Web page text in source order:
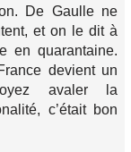
De Gaulle ne
et on le dit à
en quarantaine.
devient un
avaler la
c’était bon